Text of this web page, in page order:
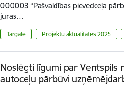
000003 “Pašvaldības pievedceļa
jūras…
Tārgale Projektu aktualitātes 2025
Noslēgti līgumi par Ventspils
autoceļu pārbūvi